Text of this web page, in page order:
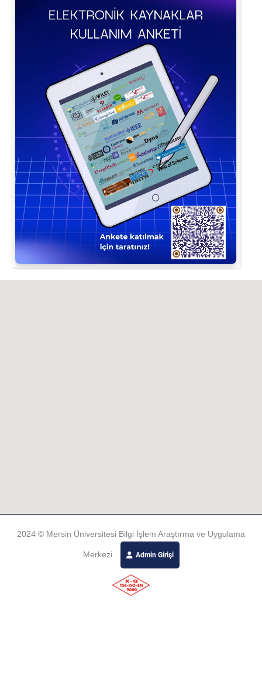
2024 © Mersin Üniversitesi Bilgi İşlem Araştırma ve Uygulama
Merkezi Admin Girişi